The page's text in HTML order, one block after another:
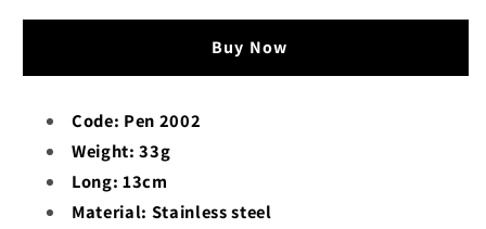
Pen
2002
Imported
Pen
2002
Buy Now
Code: Pen 2002
Weight: 33g
Long: 13cm
Material: Stainless steel